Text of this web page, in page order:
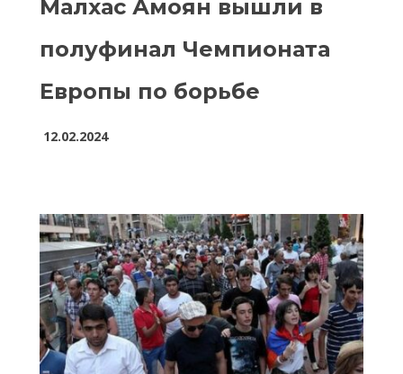
Малхас Амоян вышли в
полуфинал Чемпионата
Европы по борьбе
12.02.2024